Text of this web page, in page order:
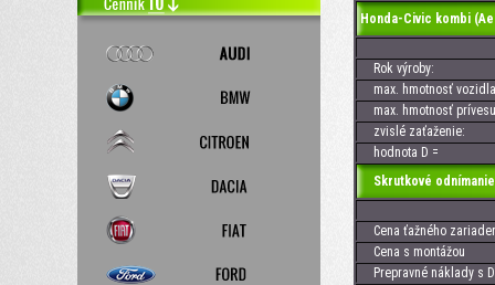
Honda-Civic kombi
Rok výroby:
max. hmotnosť
max. hmotnosť
zvislé zaťaženie:
hodnota D =
Skrutkové
Cena ťažného
Cena s montážou
Prepravné náklady s